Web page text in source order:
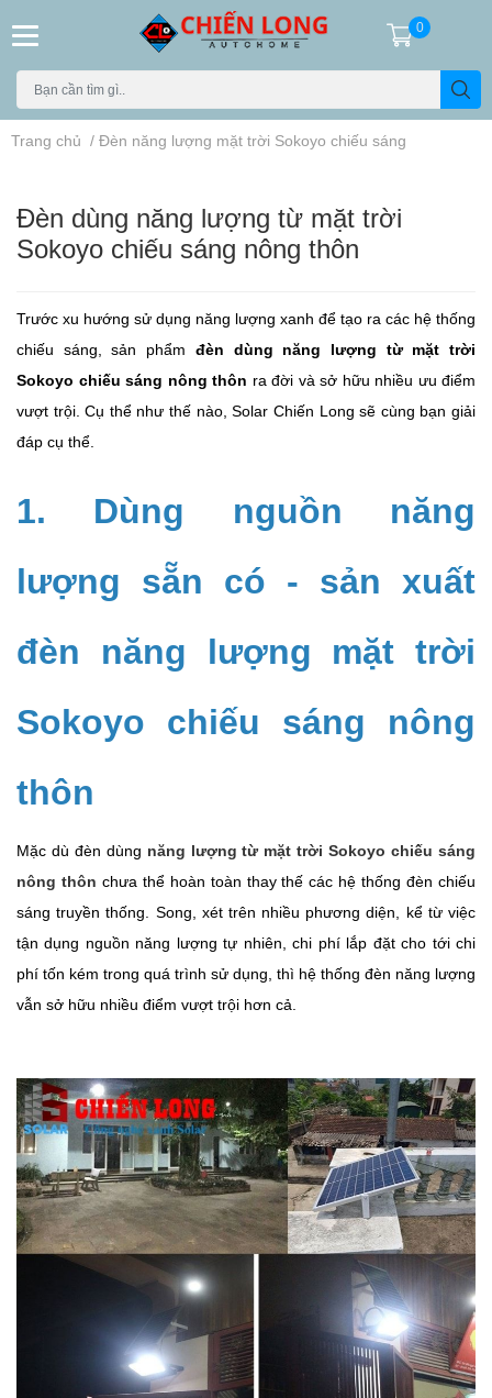
0
Trang chủ / Đèn năng lượng mặt trời Sokoyo chiếu sáng
Đèn dùng năng lượng từ mặt trời
Sokoyo chiếu sáng nông thôn
Trước xu hướng sử dụng năng lượng xanh để tạo ra các hệ thống
chiếu sáng, sản phẩm đèn dùng năng lượng từ mặt trời
Sokoyo chiếu sáng nông thôn ra đời và sở hữu nhiều ưu điểm
vượt trội. Cụ thể như thế nào, Solar Chiến Long sẽ cùng bạn giải
đáp cụ thể.
1. Dùng nguồn năng
lượng sẵn có - sản xuất
đèn năng lượng mặt trời
Sokoyo chiếu sáng nông
thôn
Mặc dù đèn dùng năng lượng từ mặt trời Sokoyo chiếu sáng
nông thôn chưa thể hoàn toàn thay thế các hệ thống đèn chiếu
sáng truyền thống. Song, xét trên nhiều phương diện, kể từ việc
tận dụng nguồn năng lượng tự nhiên, chi phí lắp đặt cho tới chi
phí tốn kém trong quá trình sử dụng, thì hệ thống đèn năng lượng
vẫn sở hữu nhiều điểm vượt trội hơn cả.